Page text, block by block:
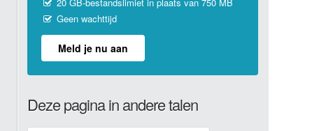
Geen wachttijd
Meld je nu aan
Deze pagina in andere talen